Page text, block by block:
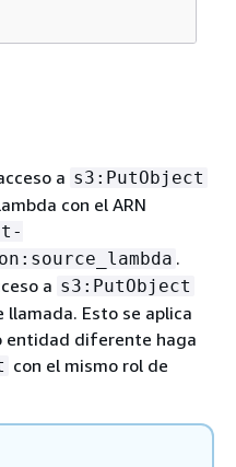
a s3:PutObject
con el ARN
.
a s3:PutObject
Esto se aplica
entidad diferente haga
con el mismo rol de